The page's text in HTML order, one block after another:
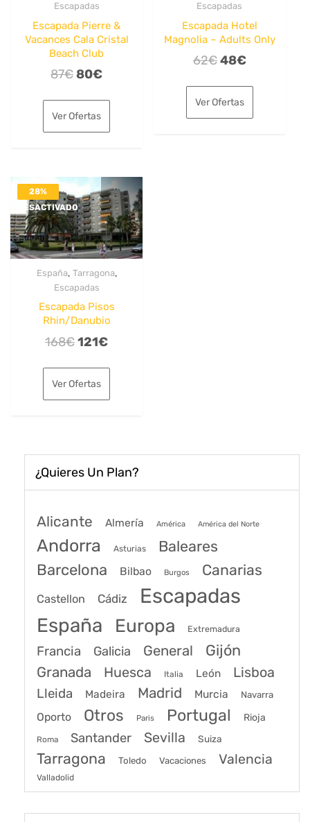
Escapadas
Escapada Pierre &
Vacances Cala Cristal
Beach Club
87€El
original
era:
80€El
es:
Ver Ofertas
Escapadas
Escapada Hotel
Magnolia – Adults Only
62€El
original
era:
48€El
es:
Ver Ofertas
28%
DESACTIVADO
España, Tarragona,
Escapadas
Escapada Pisos
Rhin/Danubio
168€El
original
era:
121€El
es:
Ver Ofertas
¿Quieres Un Plan?
Alicante Almería América América del Norte
Andorra Asturias Baleares
Barcelona Bilbao Burgos Canarias
Castellon Cádiz Escapadas
España Europa Extremadura
Francia Galicia General Gijón
Granada Huesca Italia León Lisboa
Lleida Madeira Madrid Murcia Navarra
Oporto Otros Paris Portugal Rioja
Roma Santander Sevilla Suiza
Tarragona Toledo Vacaciones Valencia
Valladolid